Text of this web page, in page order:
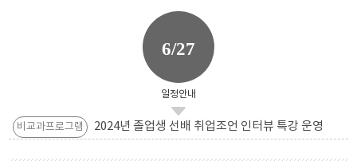
6/27
일정안내
비교과프로그램 2024년 졸업생 선배 취업조언 인터뷰 특강 운영